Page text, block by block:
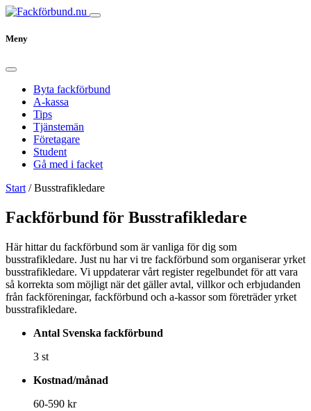
Meny
Byta fackförbund
A-kassa
Tips
Tjänstemän
Företagare
Student
Gå med i facket
Start /Busstrafikledare
Fackförbund för Busstrafikledare
Här hittar du fackförbund som är vanliga för dig som
busstrafikledare. Just nu har vi tre fackförbund som organiserar yrket
busstrafikledare. Vi uppdaterar vårt register regelbundet för att vara
så korrekta som möjligt när det gäller avtal, villkor och erbjudanden
från fackföreningar, fackförbund och a-kassor som företräder yrket
busstrafikledare.
Antal Svenska fackförbund
3 st
Kostnad/månad
60-590 kr